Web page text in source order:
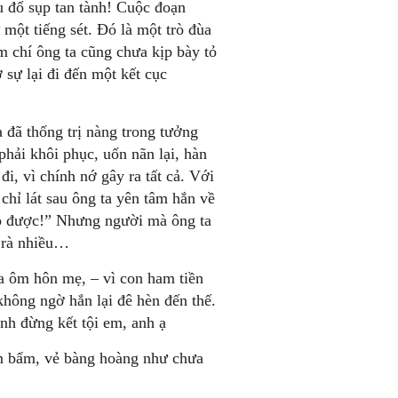
sụp tan tành! Cuộc đoạn
tiếng sét. Đó là một trò đùa
chí ông ta cũng chưa kịp bày tỏ
sự lại đi đến một kết cục
thống trị nàng trong tưởng
khôi phục, uốn nãn lại, hàn
vì chính nớ gây ra tất cả. Với
lát sau ông ta yên tâm hắn về
được!” Nhưng người mà ông ta
nhiều…
hôn mẹ, – vì con ham tiền
ngờ hắn lại đê hèn đến thế.
đừng kết tội em, anh ạ
vẻ bàng hoàng như chưa